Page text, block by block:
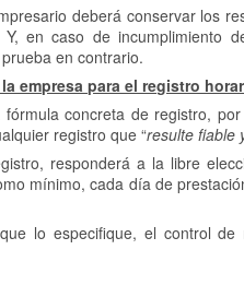
deberá conservar los
en caso de incumplimiento
en contrario.
empresa para el registro
concreta de registro,
registro que “resulte fiable
responderá a la libre
mínimo, cada día de
lo especifique, el control